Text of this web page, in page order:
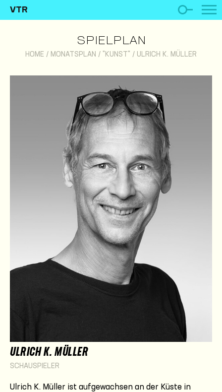
VTR
SPIELPLAN
HOME / MONATSPLAN / "KUNST" / ULRICH K. MÜLLER
ULRICH K. MÜLLER
SCHAUSPIELER
Ulrich K. Müller ist aufgewachsen an der Küste in